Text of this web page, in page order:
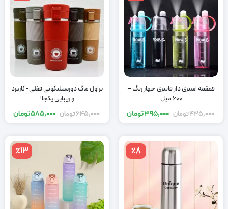
قمقمه اسپری دار فانتزی چهار رنگ –
600 میل
435,000تومان 395,000تومان
تراول ماگ دورسیلیکونی قفلی- کاربرد
و زیبایی یکجا!
645,000تومان 585,000تومان
٪8 ٪13